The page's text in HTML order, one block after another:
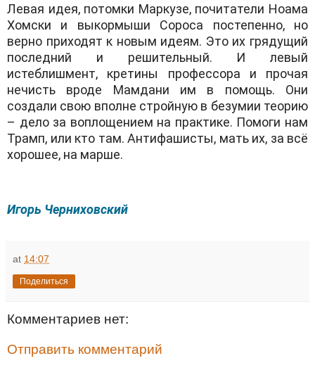
Левая идея, потомки Маркузе, почитатели Ноама
Хомски и выкормыши Сороса постепенно, но
верно приходят к новым идеям. Это их грядущий
последний и решительный. И левый
истеблишмент, кретины профессора и прочaя
нечисть вроде Мамдани им в помощь. Они
создали свою вполне стройную в безумии теорию
– дело за воплощением на практике. Помоги нам
Трамп, или кто там. Антифашисты, мать их, за всё
хорошее, на марше.
Игорь Черниховский
at 14:07
Поделиться
Комментариев нет:
Отправить комментарий